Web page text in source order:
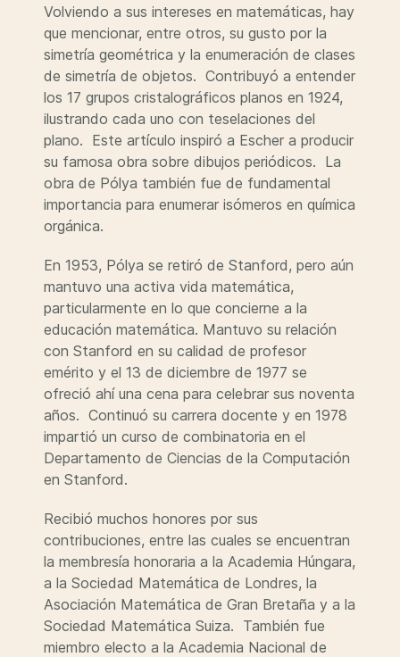
Volviendo a sus intereses en matemáticas, hay
que mencionar, entre otros, su gusto por la
simetría geométrica y la enumeración de clases
de simetría de objetos. Contribuyó a entender
los 17 grupos cristalográficos planos en 1924,
ilustrando cada uno con teselaciones del
plano. Este artículo inspiró a Escher a producir
su famosa obra sobre dibujos periódicos. La
obra de Pólya también fue de fundamental
importancia para enumerar isómeros en química
orgánica.
En 1953, Pólya se retiró de Stanford, pero aún
mantuvo una activa vida matemática,
particularmente en lo que concierne a la
educación matemática. Mantuvo su relación
con Stanford en su calidad de profesor
emérito y el 13 de diciembre de 1977 se
ofreció ahí una cena para celebrar sus noventa
años. Continuó su carrera docente y en 1978
impartió un curso de combinatoria en el
Departamento de Ciencias de la Computación
en Stanford.
Recibió muchos honores por sus
contribuciones, entre las cuales se encuentran
la membresía honoraria a la Academia Húngara,
a la Sociedad Matemática de Londres, la
Asociación Matemática de Gran Bretaña y a la
Sociedad Matemática Suiza. También fue
miembro electo a la Academia Nacional de